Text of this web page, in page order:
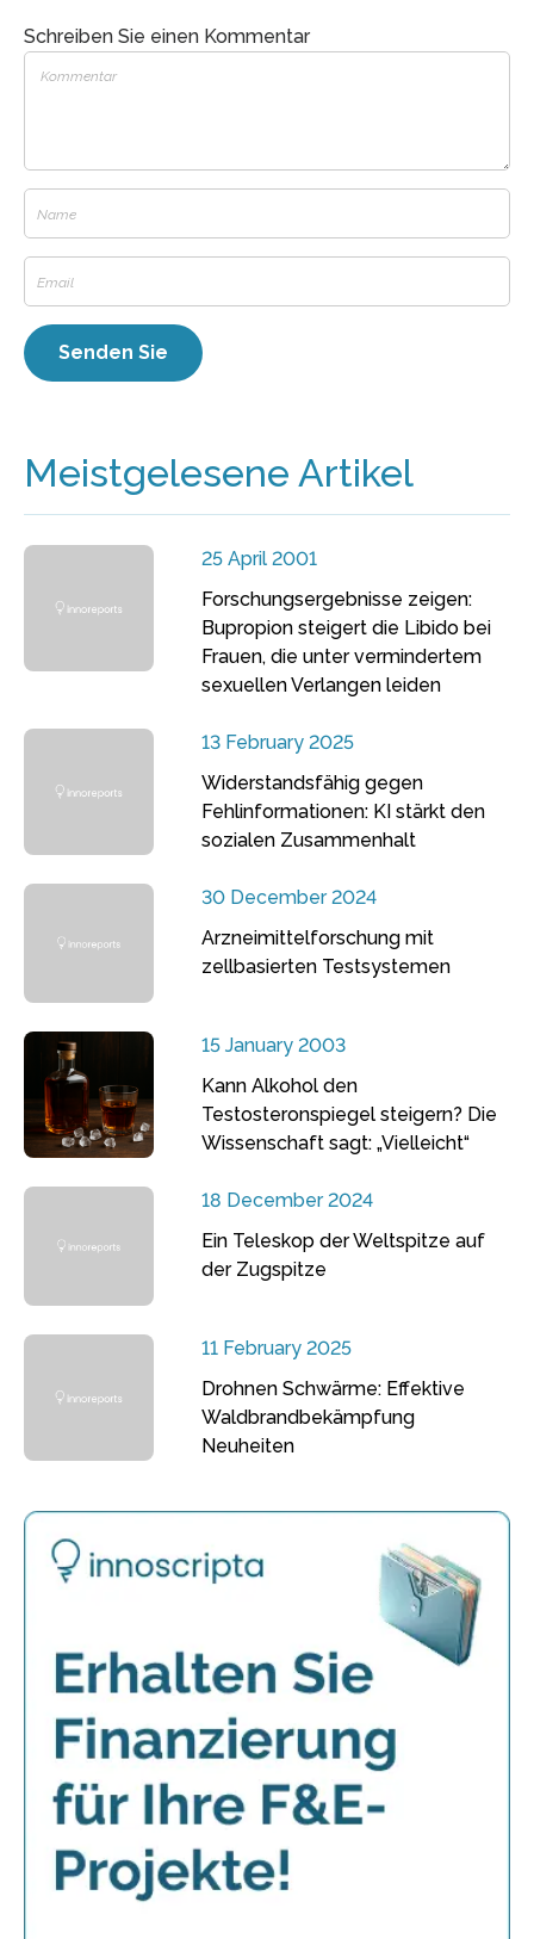
Schreiben Sie einen Kommentar
Meistgelesene Artikel
25 April 2001
Forschungsergebnisse zeigen:
Bupropion steigert die Libido bei
Frauen, die unter vermindertem
sexuellen Verlangen leiden
13 February 2025
Widerstandsfähig gegen
Fehlinformationen: KI stärkt den
sozialen Zusammenhalt
30 December 2024
Arzneimittelforschung mit
zellbasierten Testsystemen
15 January 2003
Kann Alkohol den
Testosteronspiegel steigern? Die
Wissenschaft sagt: „Vielleicht“
18 December 2024
Ein Teleskop der Weltspitze auf
der Zugspitze
11 February 2025
Drohnen Schwärme: Effektive
Waldbrandbekämpfung
Neuheiten